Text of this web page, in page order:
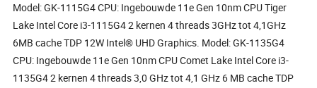
Model: GK-1115G4 CPU: Ingebouwde 11e Gen 10nm CPU Tiger
Lake Intel Core i3-1115G4 2 kernen 4 threads 3GHz tot 4,1GHz
6MB cache TDP 12W Intel® UHD Graphics. Model: GK-1135G4
CPU: Ingebouwde 11e Gen 10nm CPU Comet Lake Intel Core i3-
1135G4 2 kernen 4 threads 3,0 GHz tot 4,1 GHz 6 MB cache TDP